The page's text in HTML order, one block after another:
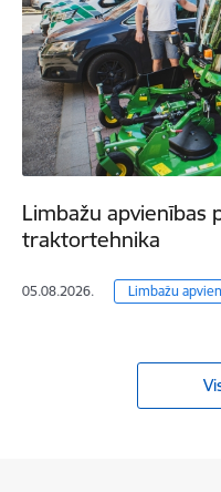
Limbažu apvienības
traktortehnika
05.08.2026. Limbažu